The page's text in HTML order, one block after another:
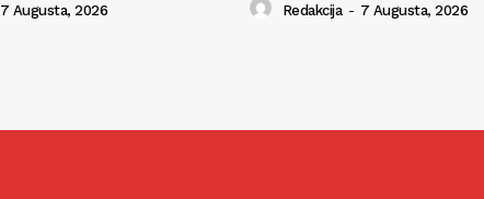
7 Augusta, 2026 Redakcija - 7 Augusta, 2026